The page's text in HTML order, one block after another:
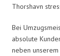
Thorshavn
Bei
absolute
neben